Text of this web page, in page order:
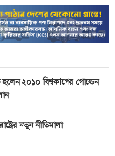
২০১০ বিশ্বকাপের গোল্ডেন
নতুন নীতিমালা